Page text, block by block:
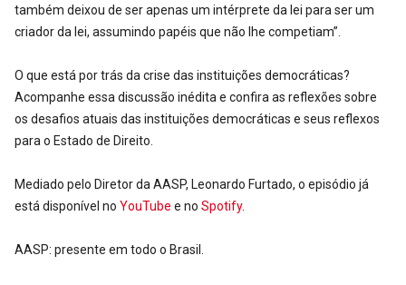
também deixou de ser apenas um intérprete da lei para ser um
criador da lei, assumindo papéis que não lhe competiam”.
O que está por trás da crise das instituições democráticas?
Acompanhe essa discussão inédita e confira as reflexões sobre
os desafios atuais das instituições democráticas e seus reflexos
para o Estado de Direito.
Mediado pelo Diretor da AASP, Leonardo Furtado, o episódio já
está disponível no YouTube e no Spotify.
AASP: presente em todo o Brasil.